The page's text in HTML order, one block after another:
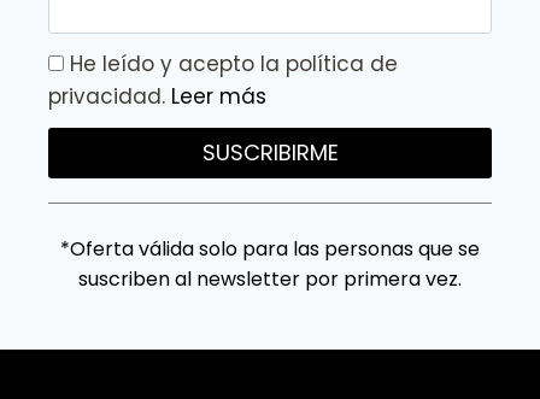
He leído y acepto la política de
privacidad. Leer más
SUSCRIBIRME
*Oferta válida solo para las personas que se
suscriben al newsletter por primera vez.